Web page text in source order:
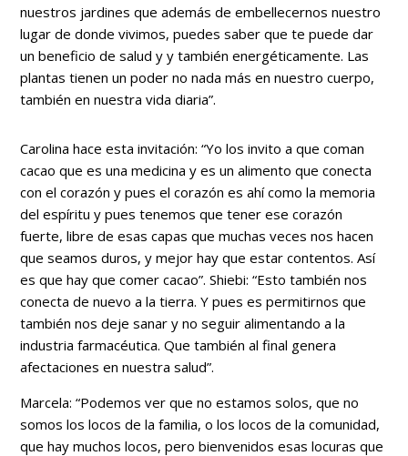
nuestros jardines que además de embellecernos nuestro
lugar de donde vivimos, puedes saber que te puede dar
un beneficio de salud y y también energéticamente. Las
plantas tienen un poder no nada más en nuestro cuerpo,
también en nuestra vida diaria”.
Carolina hace esta invitación: “Yo los invito a que coman
cacao que es una medicina y es un alimento que conecta
con el corazón y pues el corazón es ahí como la memoria
del espíritu y pues tenemos que tener ese corazón
fuerte, libre de esas capas que muchas veces nos hacen
que seamos duros, y mejor hay que estar contentos. Así
es que hay que comer cacao”. Shiebi: “Esto también nos
conecta de nuevo a la tierra. Y pues es permitirnos que
también nos deje sanar y no seguir alimentando a la
industria farmacéutica. Que también al final genera
afectaciones en nuestra salud”.
Marcela: “Podemos ver que no estamos solos, que no
somos los locos de la familia, o los locos de la comunidad,
que hay muchos locos, pero bienvenidos esas locuras que